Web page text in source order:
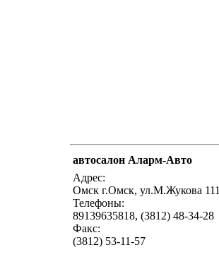
автосалон Аларм-Авто
Адрес:
Омск г.Омск, ул.М.Жукова 111
Телефоны:
89139635818, (3812) 48-34-28
Факс:
(3812) 53-11-57